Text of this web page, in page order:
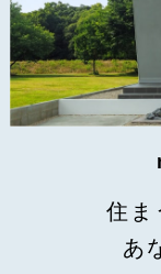
住ま
あ